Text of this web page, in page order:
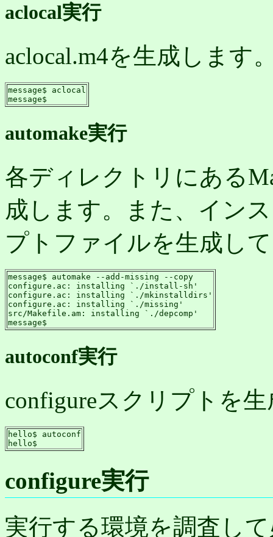
aclocal実行
aclocal.m4を生成します
message$ aclocal
message$
automake実行
各ディレクトリにある
成します。また、イン
プトファイルを生成し
message$ automake --add-missing --copy
configure.ac: installing `./install-sh'
configure.ac: installing `./mkinstalldirs'
configure.ac: installing `./missing'
src/Makefile.am: installing `./depcomp'
message$
autoconf実行
configureスクリプトを
hello$ autoconf
hello$
configure実行
実行する環境を調査し